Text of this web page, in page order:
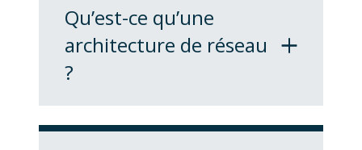
Qu’est-ce qu’une
architecture de réseau
?